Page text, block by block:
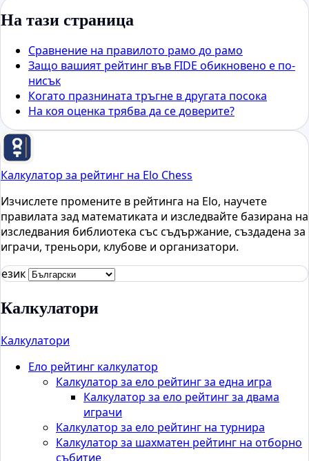
На тази страница
Сравнение на правилото рамо до рамо
Защо вашият рейтинг във FIDE обикновено е по-
нисък
Когато празнината тръгне в другата посока
На коя оценка трябва да се доверите?
Калкулатор за рейтинг на Elo Chess
Изчислете промените в рейтинга на Elo, научете
правилата зад математиката и изследвайте базирана на
изследвания библиотека със съдържание, създадена за
играчи, треньори, клубове и организатори.
език
Калкулатори
Калкулатори
Ело рейтинг калкулатор
Калкулатор за ело рейтинг за една игра
Калкулатор за ело рейтинг за двама
играчи
Калкулатор за ело рейтинг на турнира
Калкулатор за шахматен рейтинг на отборно
събитие